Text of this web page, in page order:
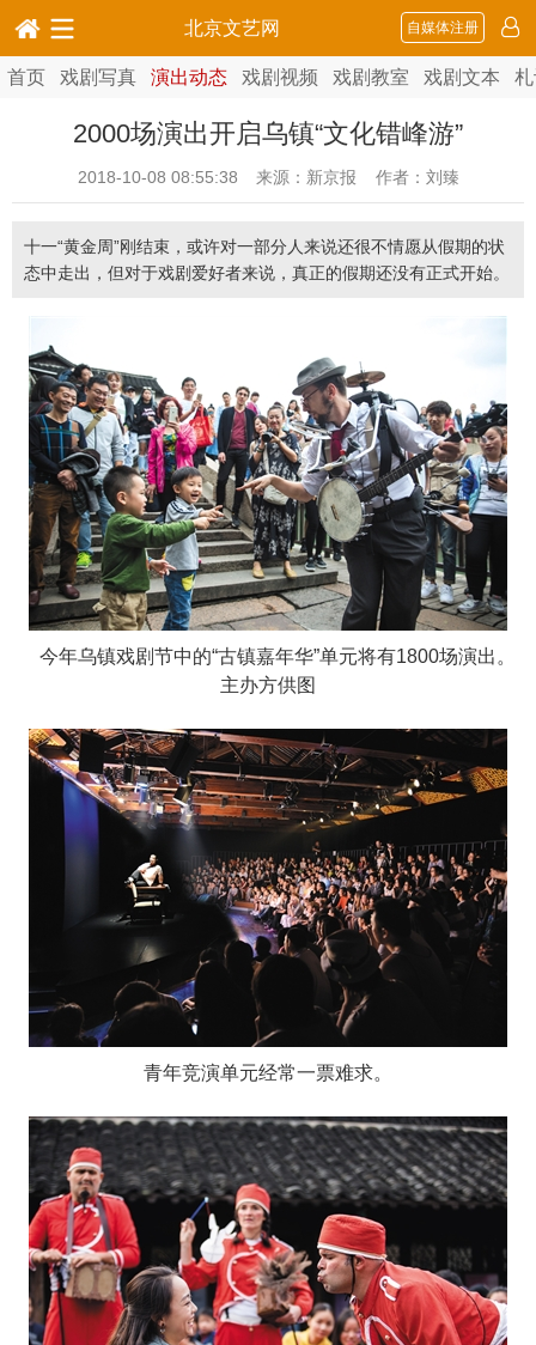
北京文艺网 自媒体注册
首页 戏剧写真 演出动态 戏剧视频 戏剧教室 戏剧文本
2000场演出开启乌镇“文化错峰游”
2018-10-08 08:55:38 来源：新京报 作者：刘臻
十一“黄金周”刚结束，或许对一部分人来说还很不情愿从假期的状
态中走出，但对于戏剧爱好者来说，真正的假期还没有正式开始。
今年乌镇戏剧节中的“古镇嘉年华”单元将有1800场演出。
主办方供图
青年竞演单元经常一票难求。